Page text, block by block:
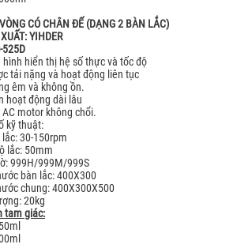
CÓ CHÂN ĐẾ (DẠNG 2 BÀN LẮC)
YIHDER
525D
hình hiển thị hệ số thực và tốc độ
tải nặng và hoạt động liên tục
êm và không ồn.
hoạt động dài lâu
AC motor không chổi.
kỹ thuật:
lắc: 30-150rpm
lắc: 50mm
999H/999M/999S
bàn lắc: 400X300
chung: 400X300X500
20kg
tam giác: